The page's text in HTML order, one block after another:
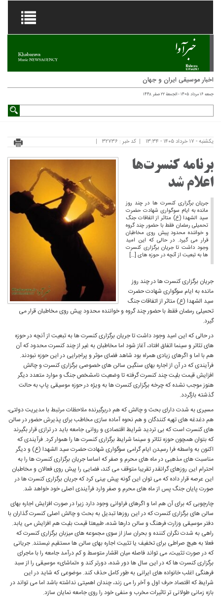
اخبار موسیقی ایران و جهان
جمعه ۱۶ مرداد ۱۴۰۵ - الجمعة ۲۲ صفر ۱۴۴۸
یکشنبه - ۱۷ خرداد ۱۴۰۵ - ۱۳:۳۴ کد خبر : ۳۲۷۳۶
برنامه کنسرت‌ها
اعلام شد
جریان برگزاری کنسرت ها در چند روز
مانده به ایام سوگواری شهادت حضرت
سید الشهدا (ع) متاثر از اتفاقات جنگ
تحمیلی رمضان فقط با حضور چند گروه
و خواننده محدود پیش روی مخاطبان
قرار می گیرد. در حالی که این امید
وجود داشت تا جریان برگزاری کنسرت
ها به تبعیت از آنچه در حوزه های […]
جریان برگزاری کنسرت ها در چند روز
مانده به ایام سوگواری شهادت حضرت
سید الشهدا (ع) متاثر از اتفاقات جنگ
تحمیلی رمضان فقط با حضور چند گروه و خواننده محدود پیش روی مخاطبان قرار می
گیرد.
در حالی که این امید وجود داشت تا جریان برگزاری کنسرت ها به تبعیت از آنچه در حوزه
های تئاتر و سینما اتفاق افتاد، آغاز شود اما مخاطبان به غیر از چند کنسرت محدود که آن
هم با اما و اگرهای زیادی همراه بود شاهد فضای موثر و پراجرایی در این حوزه نبودند.
فرآیندی که در آن از اجاره بهای سنگین سالن های خصوصی برگزاری کنسرت و چالش
افزایش قیمت بلیت چند کنسرت گرفته تا وضعیت نامشخص جنگ و موارد متعدد دیگر
هنوز موجب نشده که چرخه برگزاری کنسرت ها به ویژه در حوزه موسیقی پاپ به حالت
گذشته بازگردد.
مسیری به شدت دارای بحث و چالش که هم دربرگیرنده ملاحظات مرتبط با مدیریت دولتی،
هم دغدغه های تهیه کنندگان و هم نحوه آماده سازی مخاطب برای پذیرش حضور در سالن
های کنسرت است که بی تردید شرایط اقتصادی و روانی جامعه باید در ترازی قرار بگیرند
که بتوان همچون حوزه تئاتر و سینما شرایط برگزاری کنسرت ها را هموار کرد. فرآیندی که
اکنون به واسطه فرا رسیدن ایام گرامی سوگواری شهادت حضرت سید الشهدا (ع) و دیگر
مناسبت های مذهبی در ماه های محرم و صفر که اساسا جریان برگزاری کنسرت ها را به
احترام این روزهای گرانقدر تقریبا متوقف می کند، فضایی را پیش روی فعالان و مخاطبان
این عرصه قرار داده که می توان این گونه پیش بینی کرد که جریان برگزاری کنسرت ها در
صورت پایان جنگ پس از ماه های محرم و صفر وارد فرآیندی اصلی خود خواهد شد.
چارچوبی که برای آن هم اما و اگرهای فراوانی وجود دارد زیرا در صورت افزایش اجاره بهای
سالن های برگزاری کنسرت که در این روزها تبدیل به بحث و چالش اصلی کنسرت گذاران با
دفتر موسیقی وزارت فرهنگ و سالن دارها شده، طبیعتا قیمت بلیت هم افزایش می یابد.
راهی به شدت نگران کننده و بحران ساز از سوی مجموعه های میزبان برگزاری کنسرت که
فعلا به هیچ صراطی برای تخفیف یا تثبیت اجاره بهای سالن ها مستقیم نیستند. جریانی
که در صورت تثبیت، می تواند فاصله میان اقشار متوسط و کم درآمد جامعه را با ماجرای
برگزاری کنسرت ها که در این سال ها دور شده، دورتر کند و «تماشای» موسیقی را از سبد
فرهنگی اغلب خانواده های ایرانی به طور کامل حذف کند. موضوعی که شاید در این
شرایط که اقتصاد حرف اول و آخر را می زند، چندان اهمیتی نداشته باشد اما می تواند در
بازه زمانی طولانی تر تاثیرات مخرب و منفی خود را روی جامعه نمایان سازد.